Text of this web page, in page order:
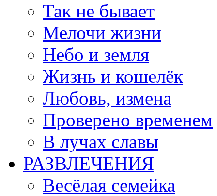
Так не бывает
Мелочи жизни
Небо и земля
Жизнь и кошелёк
Любовь, измена
Проверено временем
В лучах славы
РАЗВЛЕЧЕНИЯ
Весёлая семейка